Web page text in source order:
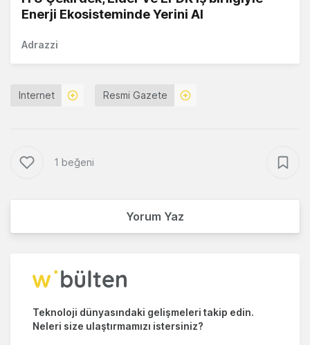
Enerji Ekosisteminde Yerini Al
Adrazzi
Internet Resmi Gazete
1 beğeni
Yorum Yaz
Teknoloji dünyasındaki gelişmeleri takip edin.
Neleri size ulaştırmamızı istersiniz?